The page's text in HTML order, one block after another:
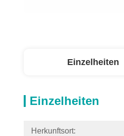
Einzelheiten
Einzelheiten
Herkunftsort: